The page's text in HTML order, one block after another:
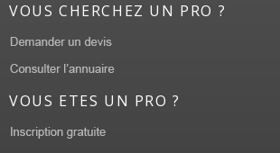
VOUS CHERCHEZ UN PRO ?
VOUS ETES UN PRO ?